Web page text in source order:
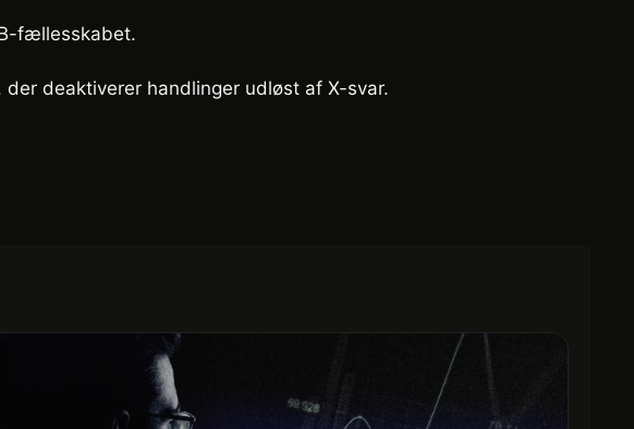
fællesskabet.
deaktiverer handlinger udløst af X-svar.